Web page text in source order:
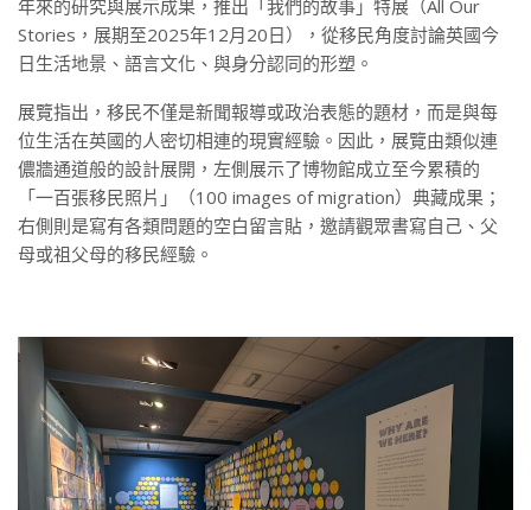
年來的研究與展示成果，推出「我們的故事」特展（All Our
Stories，展期至2025年12月20日），從移民角度討論英國今
日生活地景、語言文化、與身分認同的形塑。
展覽指出，移民不僅是新聞報導或政治表態的題材，而是與每
位生活在英國的人密切相連的現實經驗。因此，展覽由類似連
儂牆通道般的設計展開，左側展示了博物館成立至今累積的
「一百張移民照片」（100 images of migration）典藏成果；
右側則是寫有各類問題的空白留言貼，邀請觀眾書寫自己、父
母或祖父母的移民經驗。